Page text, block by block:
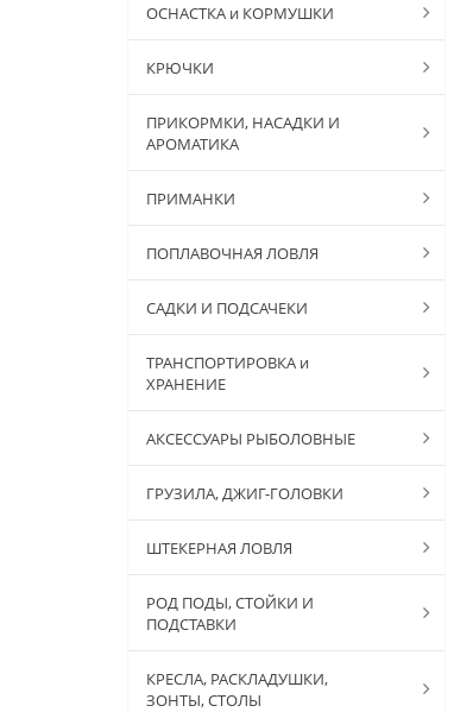
ОСНАСТКА и КОРМУШКИ
КРЮЧКИ
ПРИКОРМКИ, НАСАДКИ И
АРОМАТИКА
ПРИМАНКИ
ПОПЛАВОЧНАЯ ЛОВЛЯ
САДКИ И ПОДСАЧЕКИ
ТРАНСПОРТИРОВКА и
ХРАНЕНИЕ
АКСЕССУАРЫ РЫБОЛОВНЫЕ
ГРУЗИЛА, ДЖИГ-ГОЛОВКИ
ШТЕКЕРНАЯ ЛОВЛЯ
РОД ПОДЫ, СТОЙКИ И
ПОДСТАВКИ
КРЕСЛА, РАСКЛАДУШКИ,
ЗОНТЫ, СТОЛЫ